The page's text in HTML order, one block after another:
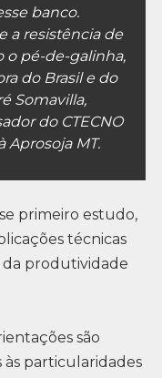
banco.
a resistência de
o pé-de-galinha,
do Brasil e do
Somavilla,
do CTECNO
Aprosoja MT.
primeiro estudo,
técnicas
produtividade
são
às particularidades